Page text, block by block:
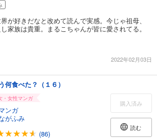
が好きだなと改めて読んで実感。今じゃ祖母、
家族は貴重。まるこちゃんが皆に愛されてる。
2022年02月03日
何食べた？（１６）
・女性マンガ
ンガ
がふみ
(86)
購入済み
読む